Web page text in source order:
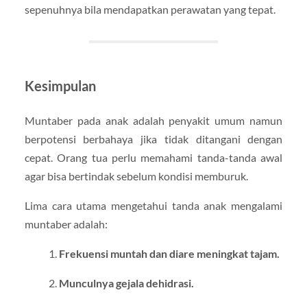
sepenuhnya bila mendapatkan perawatan yang tepat.
Kesimpulan
Muntaber pada anak adalah penyakit umum namun
berpotensi berbahaya jika tidak ditangani dengan
cepat. Orang tua perlu memahami tanda-tanda awal
agar bisa bertindak sebelum kondisi memburuk.
Lima cara utama mengetahui tanda anak mengalami
muntaber adalah:
Frekuensi muntah dan diare meningkat tajam.
Munculnya gejala dehidrasi.